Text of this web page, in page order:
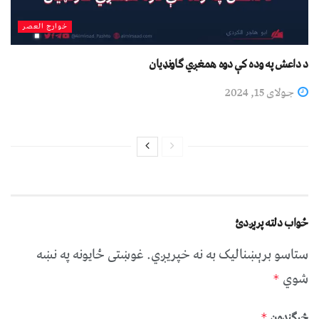
خوارج العصر
د داعش په وده کې دوه همغږي ګاونډیان
جولای 15, 2024
ځواب دلته پرېږدئ
ستاسو برېښناليک به نه خپريږي.غوښتى ځایونه په نښه
شوي *